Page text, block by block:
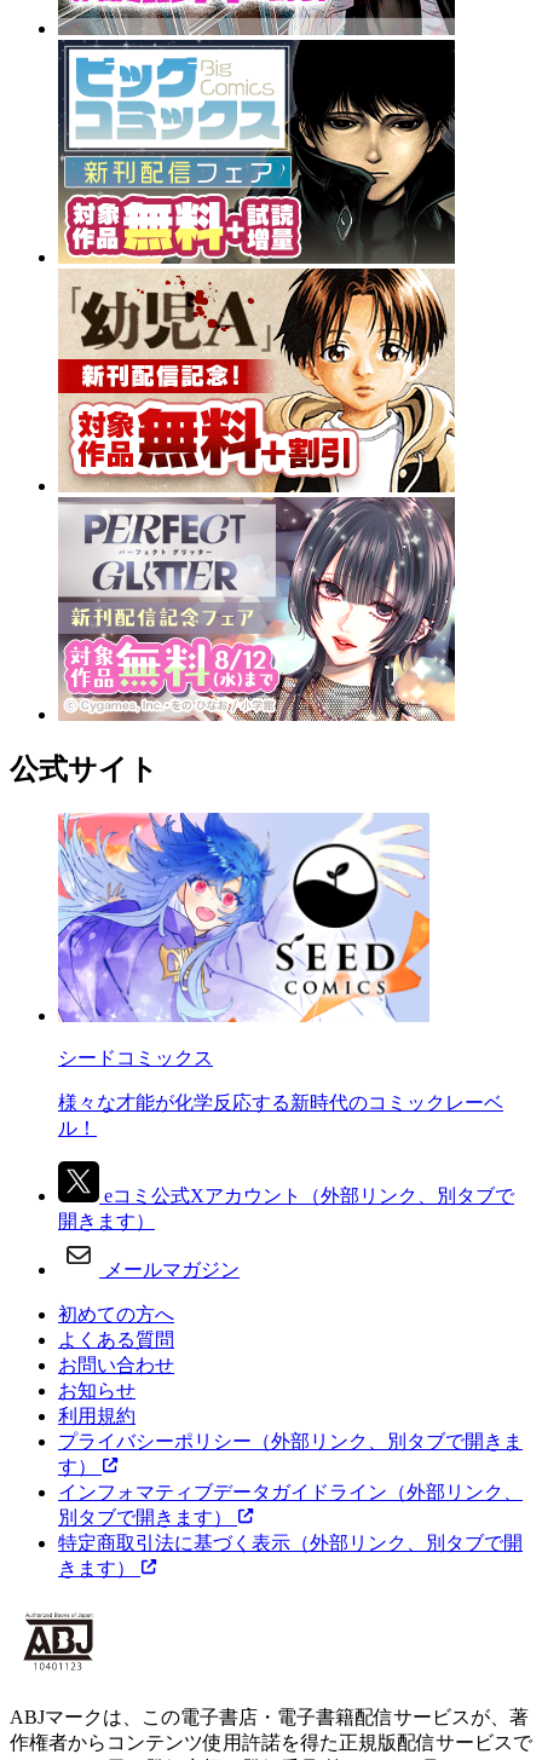
公式サイト
シードコミックス
様々な才能が化学反応する新時代のコミックレーベ
ル！
eコミ公式Xアカウント
（外部リンク、別タブで
開きます）
メールマガジン
初めての方へ
よくある質問
お問い合わせ
お知らせ
利用規約
プライバシーポリシー （外部リンク、別タブで開きま
す）
インフォマティブデータガイドライン （外部リンク、
別タブで開きます）
特定商取引法に基づく表示 （外部リンク、別タブで開
きます）
ABJマークは、この電子書店・電子書籍配信サービスが、著
作権者からコンテンツ使用許諾を得た正規版配信サービスで